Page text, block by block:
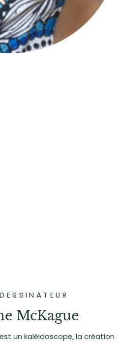
McKague
un kaléidoscope, la création